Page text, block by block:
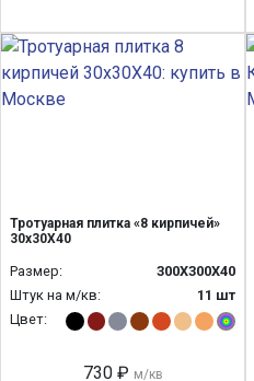
Тротуарная плитка «8 кирпичей»
30х30Х40
Размер:
300Х300Х40
Штук на м/кв:
11 шт
Цвет:
730 ₽ м/кв